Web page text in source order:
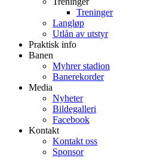
Treninger
Langløp
Utlån av utstyr
Praktisk info
Banen
Myhrer stadion
Banerekorder
Media
Nyheter
Bildegalleri
Facebook
Kontakt
Kontakt oss
Sponsor